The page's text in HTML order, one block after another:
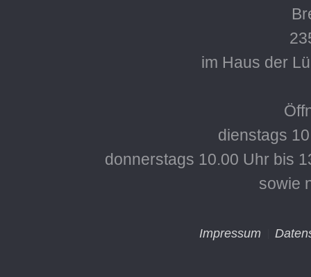
im Haus der
dienstags
donnerstags 10.00 Uhr bis
sowie
Impressum